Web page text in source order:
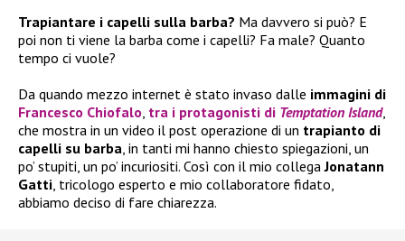
Trapiantare i capelli sulla barba? Ma davvero si può? E
poi non ti viene la barba come i capelli? Fa male? Quanto
tempo ci vuole?
Da quando mezzo internet è stato invaso dalle immagini di
Francesco Chiofalo, tra i protagonisti di Temptation Island,
che mostra in un video il post operazione di un trapianto di
capelli su barba, in tanti mi hanno chiesto spiegazioni, un
po’ stupiti, un po’ incuriositi. Così con il mio collegaJonatann
Gatti, tricologo esperto e mio collaboratore fidato,
abbiamo deciso di fare chiarezza.